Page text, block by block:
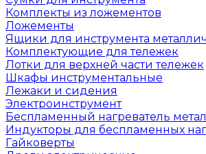
Комплекты из ложементов
Ложементы
Ящики для инструмента
Комплектующие для тележек
Лотки для верхней части тележек
Шкафы инструментальные
Лежаки и сидения
Электроинструмент
Беспламенный нагреватель
Индукторы для беспламенных
Гайковерты